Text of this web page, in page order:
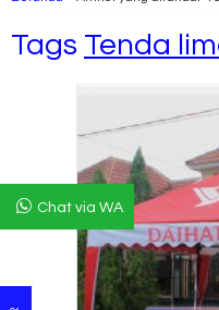
Tags Tenda
Chat via WA